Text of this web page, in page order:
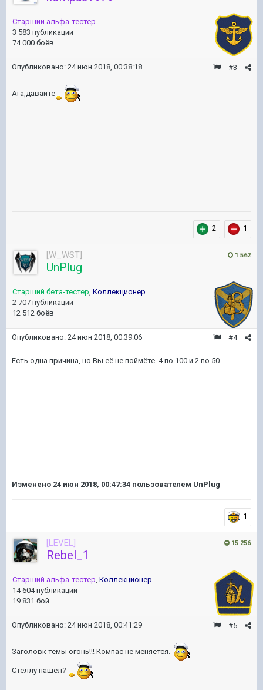
Старший альфа-тестер
3 583 публикации
74 000 боёв
#3
Опубликовано: 24 июн 2018, 00:38:18
Ага,давайте
2 1
1 562
[W_WST]
UnPlug
Старший бета-тестер, Коллекционер
2 707 публикаций
12 512 боёв
#4
Опубликовано: 24 июн 2018, 00:39:06
Есть одна причина, но Вы её не поймёте. 4 по 100 и 2 по 50.
Изменено 24 июн 2018, 00:47:34 пользователем UnPlug
1
15 256
[LEVEL]
Rebel_1
Старший альфа-тестер, Коллекционер
14 604 публикации
19 831 бой
#5
Опубликовано: 24 июн 2018, 00:41:29
Заголовк темы огонь!!! Компас не меняется.
Стеллу нашел?